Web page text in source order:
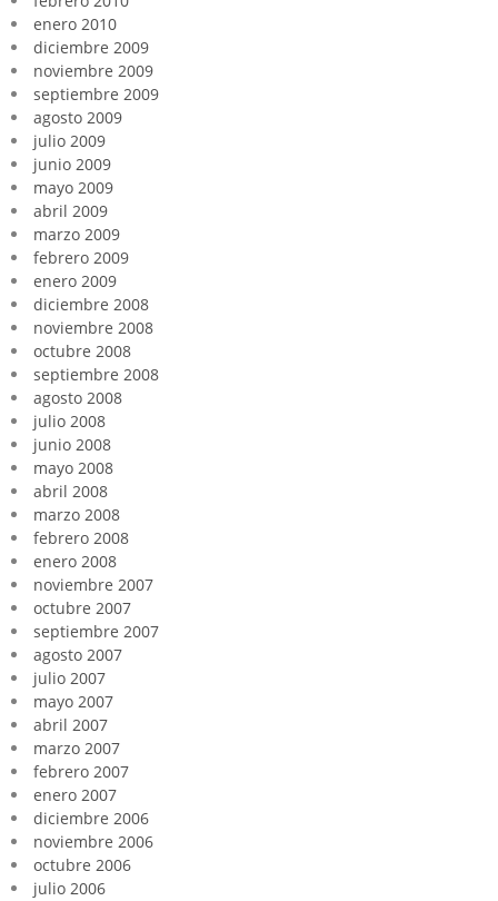
enero 2010
diciembre 2009
noviembre 2009
septiembre 2009
agosto 2009
julio 2009
junio 2009
mayo 2009
abril 2009
marzo 2009
febrero 2009
enero 2009
diciembre 2008
noviembre 2008
octubre 2008
septiembre 2008
agosto 2008
julio 2008
junio 2008
mayo 2008
abril 2008
marzo 2008
febrero 2008
enero 2008
noviembre 2007
octubre 2007
septiembre 2007
agosto 2007
julio 2007
mayo 2007
abril 2007
marzo 2007
febrero 2007
enero 2007
diciembre 2006
noviembre 2006
octubre 2006
julio 2006